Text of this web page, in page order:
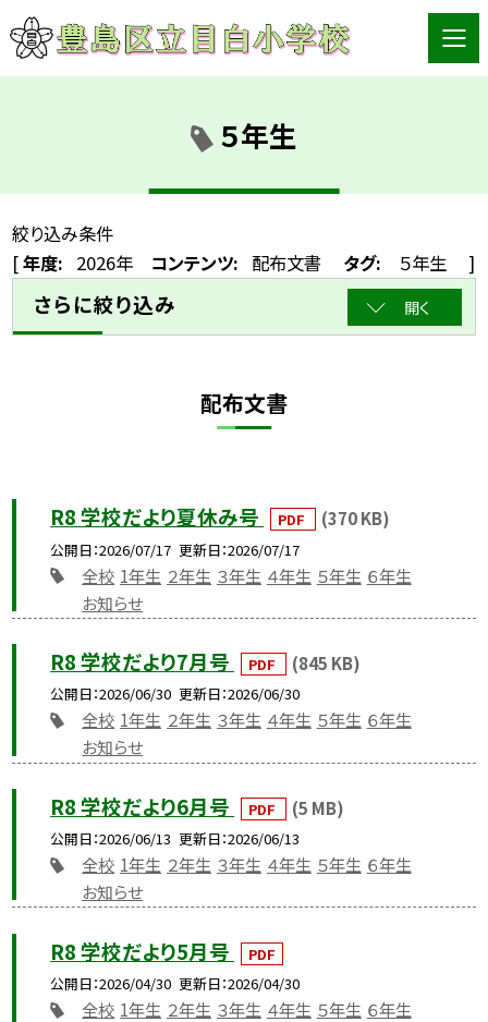
５年生
絞り込み条件
[年度: 2026年 コンテンツ: 配布文書 タグ: ５年生 ]
さらに絞り込み 開く
配布文書
R8 学校だより夏休み号 PDF (370 KB)
公開日 2026/07/17 更新日 2026/07/17
全校 1年生 ２年生 ３年生 ４年生 ５年生 ６年生
お知らせ
R8 学校だより7月号 PDF (845 KB)
公開日 2026/06/30 更新日 2026/06/30
全校 1年生 ２年生 ３年生 ４年生 ５年生 ６年生
お知らせ
R8 学校だより6月号 PDF (5 MB)
公開日 2026/06/13 更新日 2026/06/13
全校 1年生 ２年生 ３年生 ４年生 ５年生 ６年生
お知らせ
R8 学校だより5月号
PDF
公開日 2026/04/30 更新日 2026/04/30
全校 1年生 ２年生 ３年生 ４年生 ５年生 ６年生